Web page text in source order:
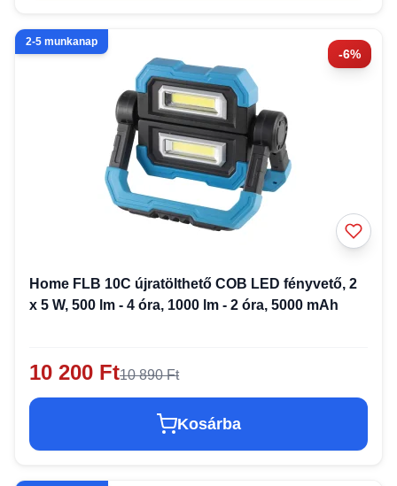
-6%
2-5 munkanap
Home FLB 10C újratölthető COB LED fényvető, 2
x 5 W, 500 lm - 4 óra, 1000 lm - 2 óra, 5000 mAh
10 200 Ft10 890 Ft
Kosárba